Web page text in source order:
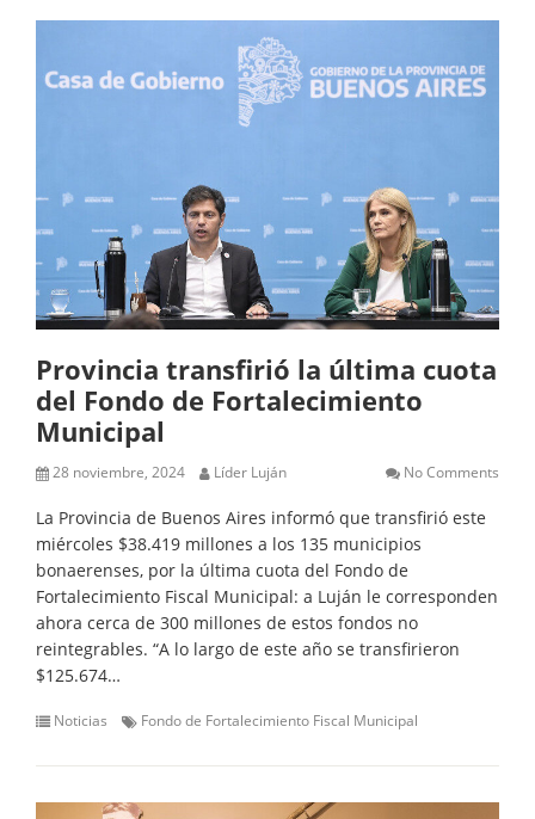
Provincia transfirió la última cuota
del Fondo de Fortalecimiento
Municipal
28 noviembre, 2024 Líder Luján No Comments
La Provincia de Buenos Aires informó que transfirió este
miércoles $38.419 millones a los 135 municipios
bonaerenses, por la última cuota del Fondo de
Fortalecimiento Fiscal Municipal: a Luján le corresponden
ahora cerca de 300 millones de estos fondos no
reintegrables. “A lo largo de este año se transfirieron
$125.674…
Noticias Fondo de Fortalecimiento Fiscal Municipal